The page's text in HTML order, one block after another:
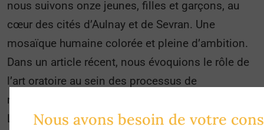
nous suivons onze jeunes, filles et garçons, au
cœur des cités d’Aulnay et de Sevran. Une
mosaïque humaine colorée et pleine d’ambition.
Dans un article récent, nous évoquions le rôle de
l’art oratoire au sein des processus de
revitalisation urbaine. « A voix haute », comme «
Le Brio » réalisés au cours de l’année dernière,
Nous avons besoin de votre